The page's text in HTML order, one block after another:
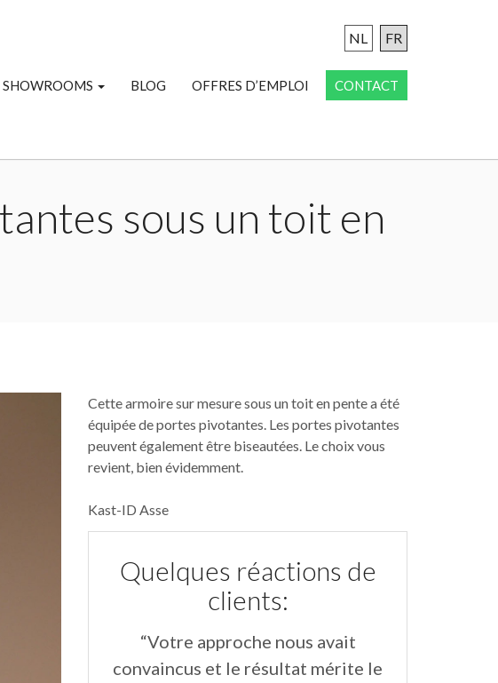
SHOWROOMS BLOG OFFRES D’EMPLOI CONTACT
NL FR
sous un toit en
Cette armoire sur mesure sous un toit en pente a été
équipée de portes pivotantes. Les portes pivotantes
peuvent également être biseautées. Le choix vous
revient, bien évidemment.
Kast-ID Asse
Quelques réactions de
clients:
“Votre approche nous avait
convaincus et le résultat mérite le